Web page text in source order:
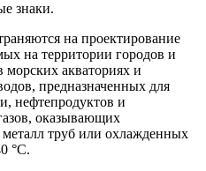
знаки.
на проектирование
на территории городов и
морских акваториях и
предназначенных для
нефтепродуктов и
оказывающих
труб или охлажденных
°С.